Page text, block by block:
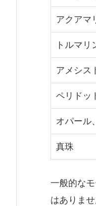
アクアマ
トルマ
アメシス
ペリドッ
オパール
真珠
一般的な
はありま